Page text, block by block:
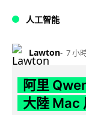
人工智能
Lawton 7 小
阿里
大陸 Mac